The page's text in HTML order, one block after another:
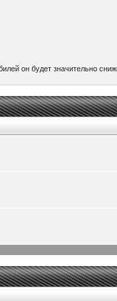
он будет значительно
Там столько всего